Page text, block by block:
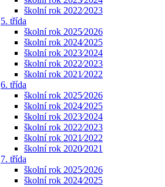
školní rok 2022⁄2023
5. třída
školní rok 2025⁄2026
školní rok 2024⁄2025
školní rok 2023⁄2024
školní rok 2022⁄2023
školní rok 2021⁄2022
6. třída
školní rok 2025⁄2026
školní rok 2024⁄2025
školní rok 2023⁄2024
školní rok 2022⁄2023
školní rok 2021⁄2022
školní rok 2020⁄2021
7. třída
školní rok 2025⁄2026
školní rok 2024⁄2025